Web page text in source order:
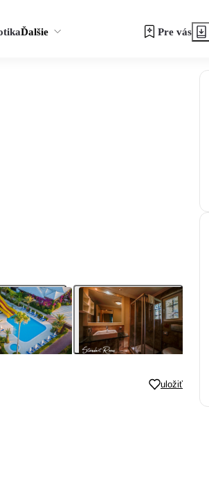
Ďalšie Pre vás
uložiť